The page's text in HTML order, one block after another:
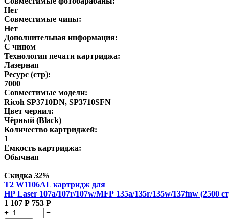
Нет
Совместимые чипы:
Нет
Дополнительная информация:
С чипом
Технология печати картриджа:
Лазерная
Ресурс (стр):
7000
Совместимые модели:
Ricoh SP3710DN, SP3710SFN
Цвет чернил:
Чёрный (Black)
Количество картриджей:
1
Емкость картриджа:
Обычная
Скидка 32%
T2 W1106AL картридж для
HP Laser 107a/107r/107w/MFP 135a/135r/135w/137fnw (2500
1 107 Р 753 Р
+
−